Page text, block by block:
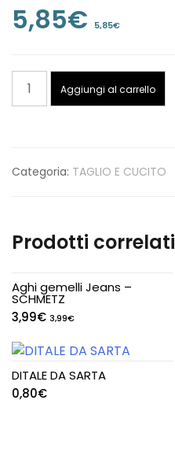
5,85€ 5,85€
FORBICI
GRANDI
Aggiungi al carrello
Categoria: TAGLIO E CUCITO
Prodotti correlati
Aghi gemelli Jeans –
SCHMETZ
3,99€ 3,99€
DITALE DA SARTA
0,80€